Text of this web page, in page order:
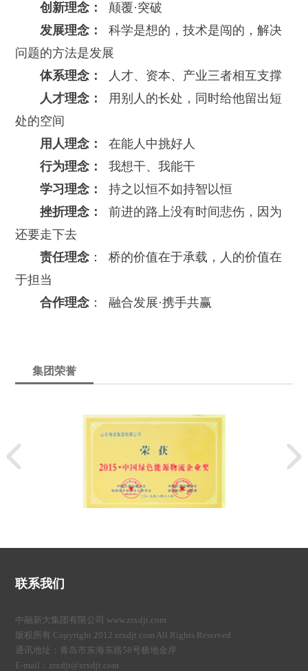
创新理念：颠覆·突破
发展理念：科学是想的，技术是闯的，解决
问题的方法是发展
体系理念：
人才、资本、产业三者相互支撑
人才理念： 用别人的长处，同时给他留出短
处的空间
用人理念：在能人中挑好人
行为理念：我想干、我能干
学习理念：持之以恒不如持智以恒
挫折理念：前进的路上没有时间悲伤，因为
还要走下去
责任理念 ： 桥的价值在于承载，人的价值在
于担当
合作理念 ： 融合发展·携手共赢
集团荣誉
联系我们
中融新大集团有限公司 www.zrxdjt.com
版权所有 Copyright 2012 zrxdjt.com All Rights Reserved
通讯地址：青岛市东海东路58号极地金岸
E-mail：zrxdjt@zrxdjt.com